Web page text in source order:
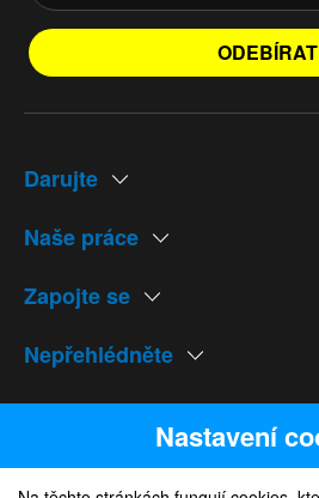
ODEBÍRAT
Darujte
Naše práce
Zapojte se
Nepřehlédněte
Naše weby
Nastavení